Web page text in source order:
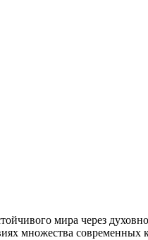
мира через
множества современных